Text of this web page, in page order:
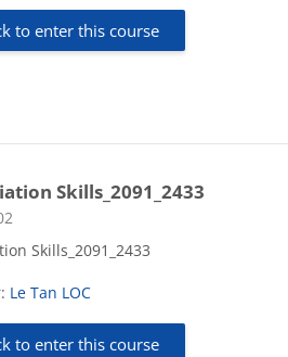
to enter this course
Skills_2091_2433
Skills_2091_2433
Le Tan LOC
to enter this course